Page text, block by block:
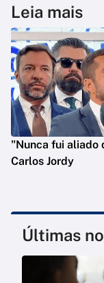
Leia mais
"Nunca fui aliado
Carlos Jordy
Últimas